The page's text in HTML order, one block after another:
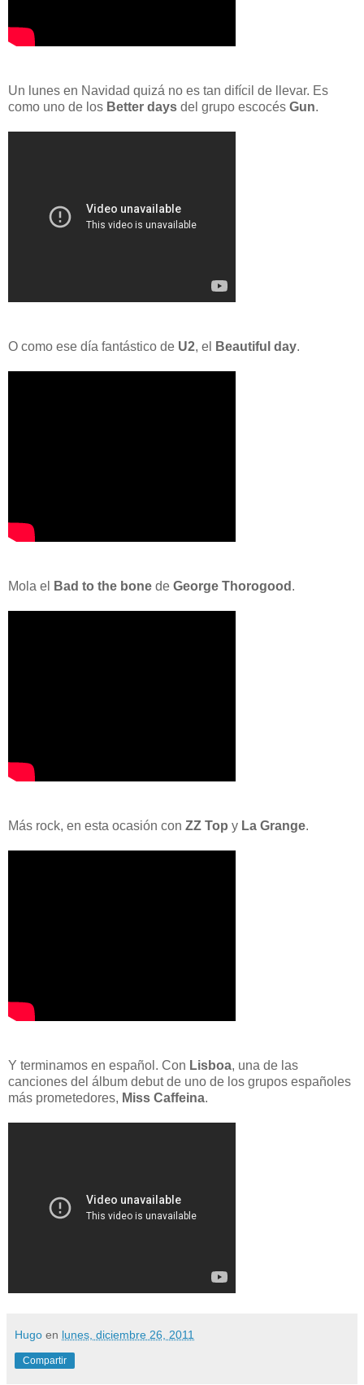
Un lunes en Navidad quizá no es tan difícil de llevar. Es
como uno de los Better days del grupo escocés Gun.
O como ese día fantástico de U2, el Beautiful day.
Mola el Bad to the bone de George Thorogood .
Más rock, en esta ocasión con ZZ Top y La Grange.
Y terminamos en español. Con Lisboa, una de las
canciones del álbum debut de uno de los grupos españoles
más prometedores, Miss Caffeina.
Hugo en lunes, diciembre 26, 2011
Compartir